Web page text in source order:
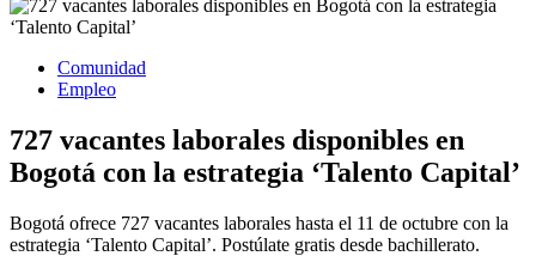
Comunidad
Empleo
727 vacantes laborales disponibles en
Bogotá con la estrategia ‘Talento Capital’
Bogotá ofrece 727 vacantes laborales hasta el 11 de octubre con la
estrategia ‘Talento Capital’. Postúlate gratis desde bachillerato.